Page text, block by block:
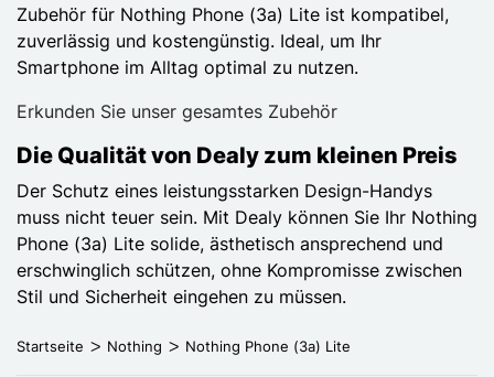
Zubehör für Nothing Phone (3a) Lite ist kompatibel,
zuverlässig und kostengünstig. Ideal, um Ihr
Smartphone im Alltag optimal zu nutzen.
Erkunden Sie unser gesamtes Zubehör
Die Qualität von Dealy zum kleinen Preis
Der Schutz eines leistungsstarken Design-Handys
muss nicht teuer sein. Mit Dealy können Sie Ihr Nothing
Phone (3a) Lite solide, ästhetisch ansprechend und
erschwinglich schützen, ohne Kompromisse zwischen
Stil und Sicherheit eingehen zu müssen.
Startseite Nothing Nothing Phone (3a) Lite